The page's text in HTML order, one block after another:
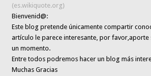
(es.wikiquote.org)
Bienvenid@:
Este blog pretende únicamentecompartir
artículo le parece interesante,por favor,aporte
un momento.
Entre todos podremos hacer un blog más
Muchas Gracias